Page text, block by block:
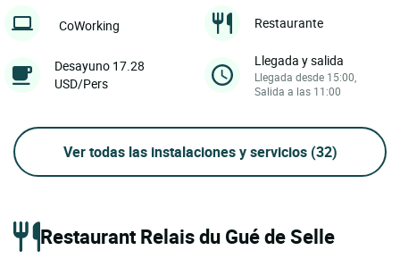
CoWorking Restaurante
Desayuno 17.28
USD/Pers
Llegada y salida
Llegada desde 15:00,
Salida a las 11:00
Ver todas las instalaciones y servicios (32)
Restaurant Relais du Gué de Selle